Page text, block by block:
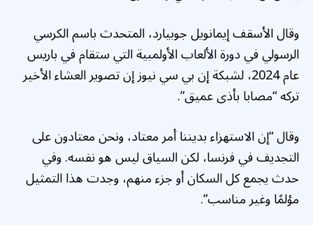
وقال الأسقف إيمانويل جوبيارد، المتحدث باسم الكرسي
الرسولي في دورة الألعاب الأولمبية التي ستقام في باريس
عام 2024، لشبكة إن بي سي نيوز إن تصوير العشاء الأخير
تركه “مصابا بأذى عميق”.
وقال “إن الاستهزاء بديننا أمر معتاد، ونحن معتادون على
التجديف في فرنسا، لكن السياق ليس هو نفسه. وفي
حدث يجمع كل السكان أو جزء منهم، وجدت هذا التمثيل
مؤلمًا وغير مناسب”.